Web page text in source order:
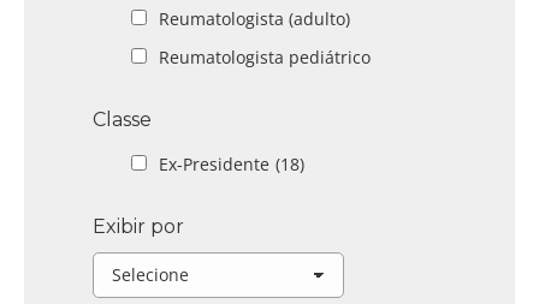
Reumatologista (adulto)
Reumatologista pediátrico
Classe
Ex-Presidente (18)
Exibir por